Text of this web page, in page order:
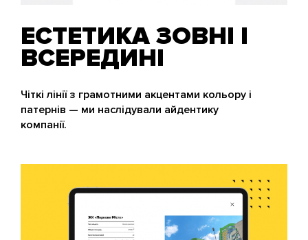
ЕСТЕТИКА ЗОВНІ І
ВСЕРЕДИНІ
Чіткі лінії з грамотними акцентами кольору і
патернів — ми наслідували айдентику
компанії.